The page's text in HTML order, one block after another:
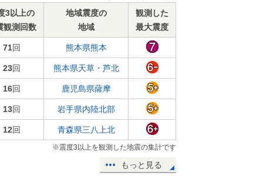
3以上の
観測回数
地域震度の
地域
観測した
最大震度
71回 熊本県熊本
23回 熊本県天草・芦北
16回 鹿児島県薩摩
13回 岩手県内陸北部
12回 青森県三八上北
※震度3以上を観測した地震の集計です
もっと見る